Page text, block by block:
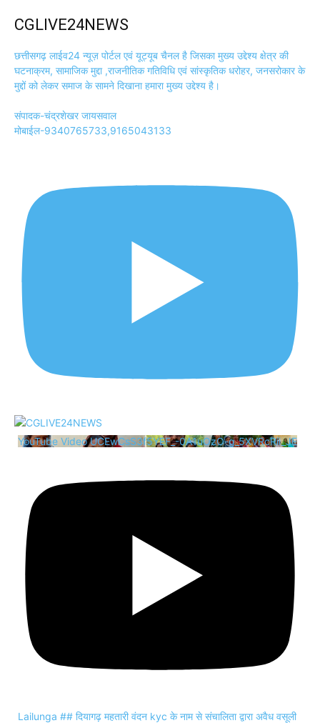
CGLIVE24NEWS
छत्तीसगढ़ लाईव24 न्यूज़ पोर्टल एवं यूट्यूब चैनल है जिसका मुख्य उद्देश्य क्षेत्र की
घटनाक्रम, सामाजिक मुद्दा ,राजनीतिक गतिविधि एवं सांस्कृतिक धरोहर, जनसरोकार के
मुद्दों को लेकर समाज के सामने दिखाना हमारा मुख्य उद्देश्य है।
संपादक-चंद्रशेखर जायसवाल
मोबाईल-9340765733,9165043133
YouTube Video UCEwCsS3f5YEF_-0A1uOzO-g_5XVRcRii_JE
Lailunga ## दियागढ़ महतारी वंदन kyc के नाम से संचालिता द्वारा अवैध वसूली